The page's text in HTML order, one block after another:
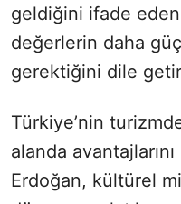
geldiğini ifade
değerlerin daha
gerektiğini dile
Türkiye’nin
alanda
Erdoğan, kültürel